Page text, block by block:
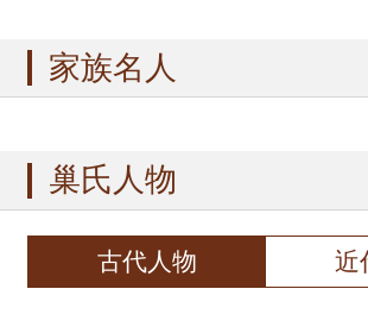
家族名人
巢氏人物
古代人物 近